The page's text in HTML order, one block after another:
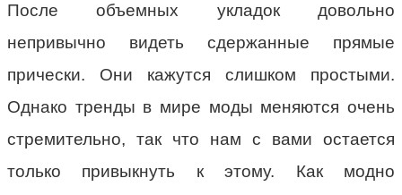
После объемных укладок довольно
непривычно видеть сдержанные прямые
прически. Они кажутся слишком простыми.
Однако тренды в мире моды меняются очень
стремительно, так что нам с вами остается
только привыкнуть к этому. Как модно